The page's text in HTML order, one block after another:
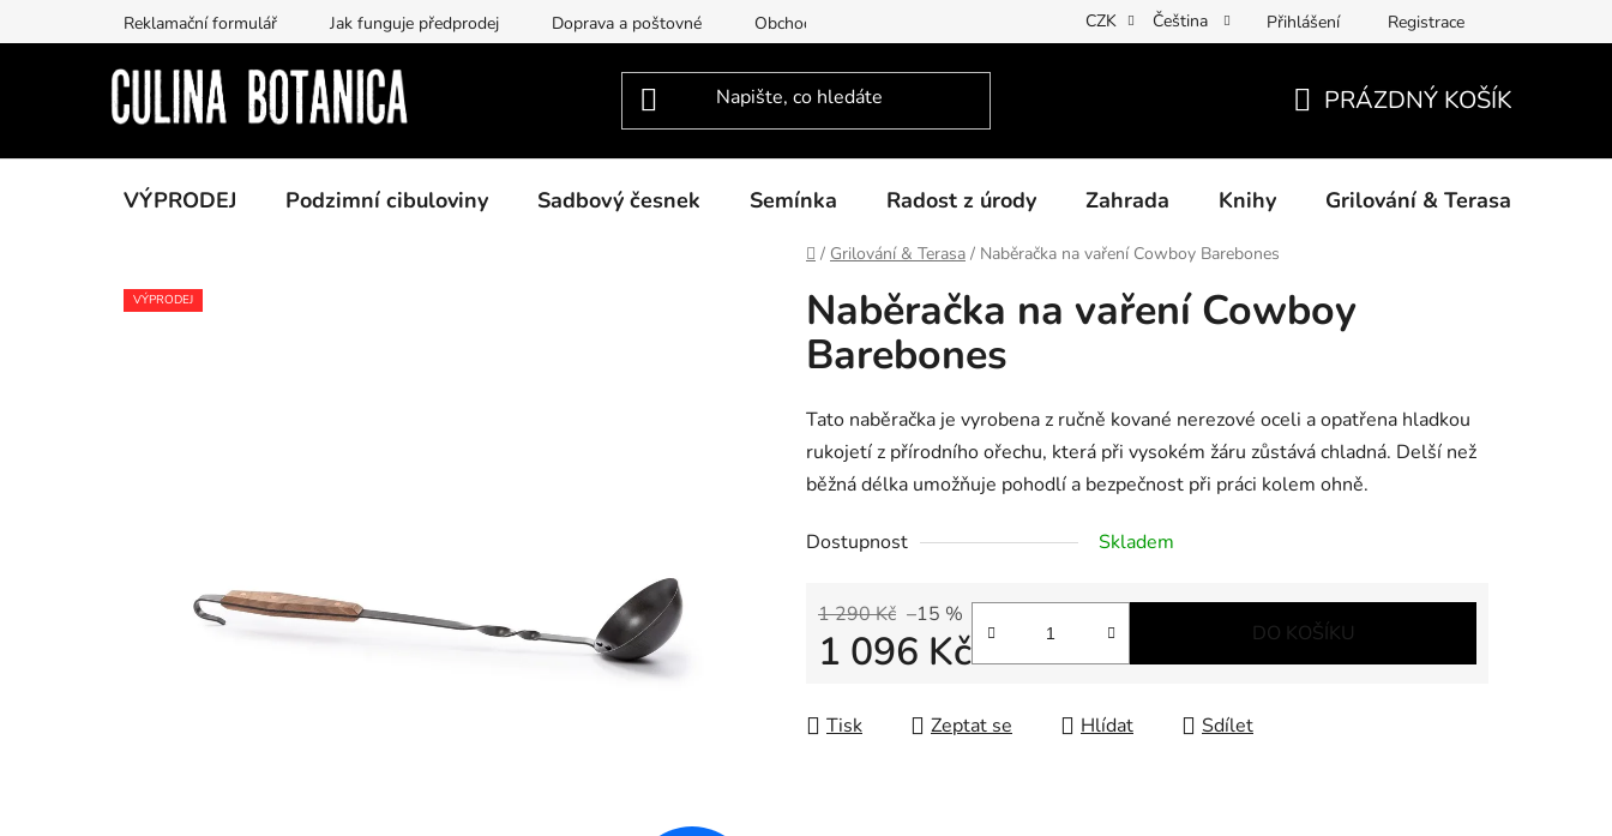
na
Reklamační formulář Jak funguje předprodej Doprava a poštovné Obchodní podmínky Podmínky ochrany osobních údajů Povinné informace a odkazy ÚKZÚZ
CZK Čeština Přihlášení Registrace
KOŠÍK
PRÁZDNÝ KOŠÍK
VÝPRODEJ Podzimní cibuloviny Sadbový česnek Semínka Radost z úrody Zahrada Knihy Grilování & Terasa
Domů
/ Grilování & Terasa / Naběračka na vaření Cowboy Barebones
Naběračka na vaření Cowboy
Barebones
Tato naběračka je vyrobena z ručně kované nerezové oceli a opatřena hladkou
rukojetí z přírodního ořechu, která při vysokém žáru zůstává chladná. Delší než
běžná délka umožňuje pohodlí a bezpečnost při práci kolem ohně.
Dostupnost Skladem
1 290 Kč –15 %
1 096 Kč DO KOŠÍKU
Tisk Zeptat se Hlídat Sdílet
VÝPRODEJ